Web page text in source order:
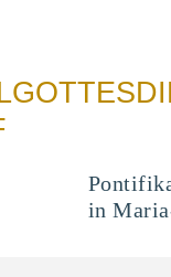
in